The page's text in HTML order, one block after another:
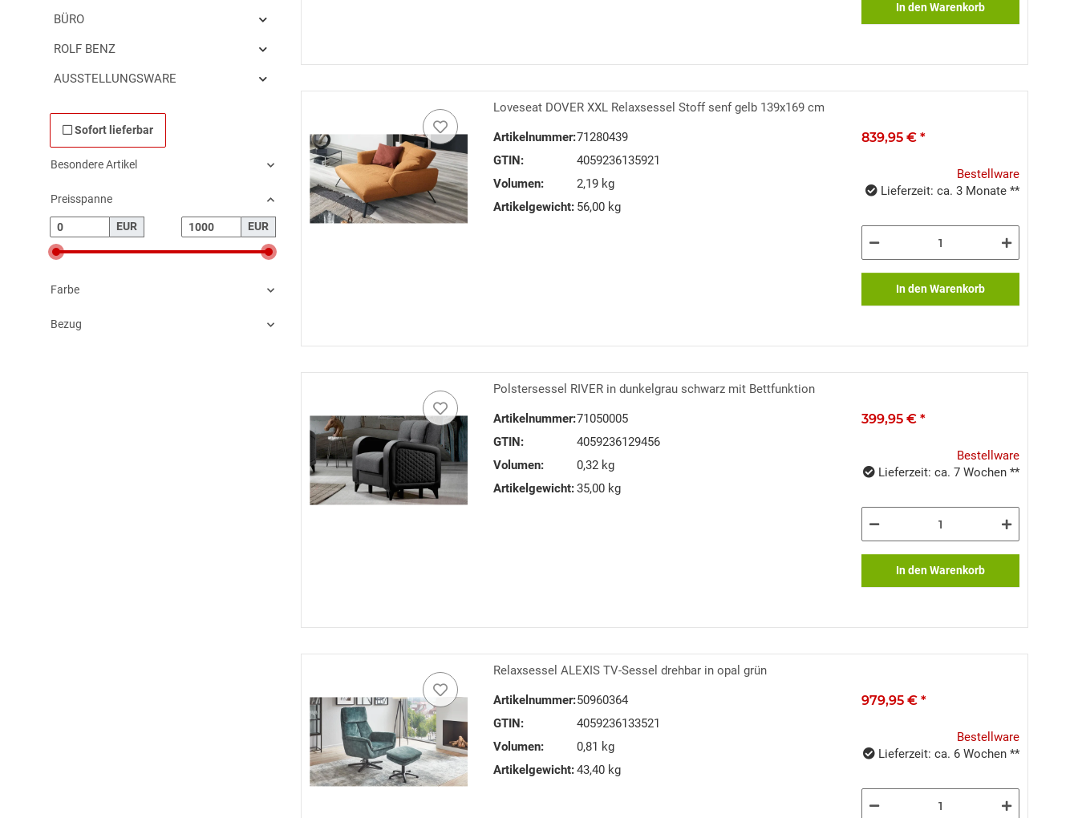
In den Warenkorb
Loveseat DOVER XXL Relaxsessel Stoff senf gelb 139x169 cm
Artikelnummer:71280439
GTIN:
4059236135921
Volumen:
2,19 kg
Artikelgewicht: 56,00 kg
839,95 € *
Bestellware
Lieferzeit: ca. 3 Monate **
In den Warenkorb
Polstersessel RIVER in dunkelgrau schwarz mit Bettfunktion
Artikelnummer:71050005
GTIN:
4059236129456
Volumen:
0,32 kg
Artikelgewicht:35,00 kg
399,95 € *
Bestellware
Lieferzeit: ca. 7 Wochen **
In den Warenkorb
Relaxsessel ALEXIS TV-Sessel drehbar in opal grün
Artikelnummer:50960364
GTIN:
4059236133521
Volumen:
0,81 kg
Artikelgewicht:43,40 kg
979,95 € *
Bestellware
Lieferzeit: ca. 6 Wochen **
BÜRO
ROLF BENZ
AUSSTELLUNGSWARE
Sofort lieferbar
Besondere Artikel
Preisspanne
EUR EUR
Farbe
Bezug